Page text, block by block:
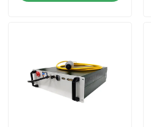
品質管理
引用を要求